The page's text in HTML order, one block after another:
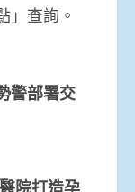
」查詢。
警部署交
院打造孕